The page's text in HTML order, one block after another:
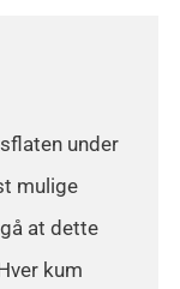
under
mulige
at dette
kum